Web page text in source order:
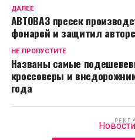
ДАЛЕЕ
АВТОВАЗ пресек
фонарей и защитил
НЕ ПРОПУСТИТЕ
Названы самые
кроссоверы и
года